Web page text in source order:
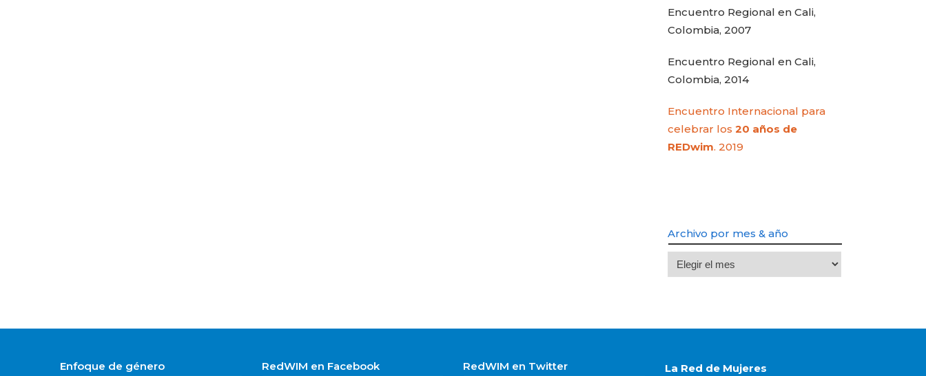
Encuentro Regional en Cali,
Colombia, 2007
Encuentro Regional en Cali,
Colombia, 2014
Encuentro Internacional para
celebrar los20 años de
REDwim. 2019
Archivo por mes & año
Archivo
por
año
Enfoque de género RedWIM en Facebook RedWIM en Twitter
La Red de Mujeres